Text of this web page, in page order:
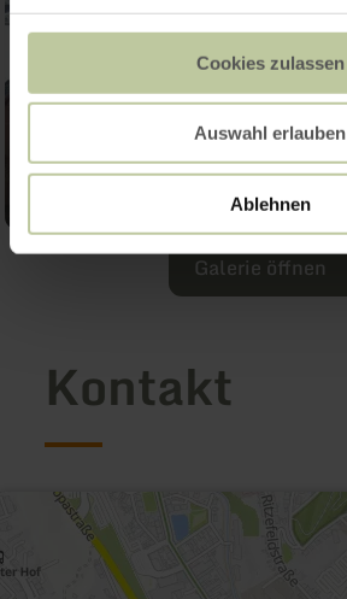
Cookies zulassen
Auswahl erlauben
Ablehnen
Galerie öffnen
Kontakt